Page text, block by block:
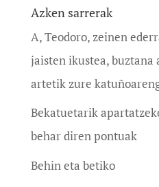
Azken sarrerak
A, Teodoro, zeinen
jaisten ikustea,
artetik zure
Bekatuetarik
behar diren pontuak
Behin eta betiko